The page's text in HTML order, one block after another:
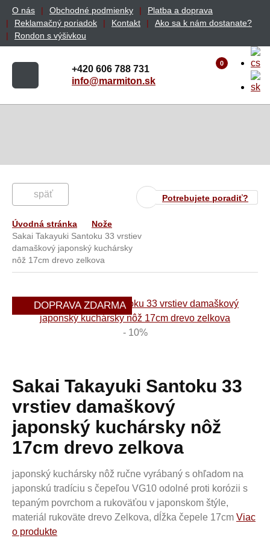
O nás Obchodné podmienky
Platba a doprava
Reklamačný poriadok
Kontakt
Ako sa k nám dostanate?
Rondon s výšivkou
+420 606 788 731
info@marmiton.sk
0
Potrebujete poradiť?
späť
Úvodná stránka
Nože
Sakai Takayuki Santoku 33 vrstiev
damaškový japonský kuchársky
nôž 17cm drevo zelkova
Sakai Takayuki Santoku 33
vrstiev damaškový
japonský kuchársky nôž
17cm drevo zelkova
japonský kuchársky nôž ručne vyrábaný s ohľadom na
japonskú tradíciu s čepeľou VG10 odolné proti korózii s
tepaným povrchom a rukoväťou v japonskom štýle,
materiál rukoväte drevo Zelkova, dĺžka čepele 17cm Viac
o produkte
- 10%
DOPRAVA ZDARMA